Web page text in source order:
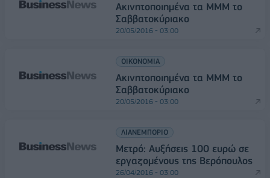
Ακινητοποιημένα τα ΜΜΜ το
Σαββατοκύριακο
20/05/2016 - 03:00
ΟΙΚΟΝΟΜΙΑ
Ακινητοποιημένα τα ΜΜΜ το
Σαββατοκύριακο
20/05/2016 - 03:00
ΛΙΑΝΕΜΠΟΡΙΟ
Μετρό: Αυξήσεις 100 ευρώ σε
εργαζομένους της Βερόπουλος
26/04/2016 - 03:00